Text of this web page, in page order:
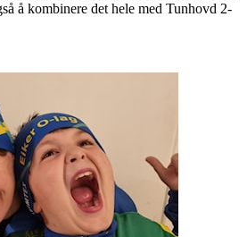
å kombinere det hele med Tunhovd 2-